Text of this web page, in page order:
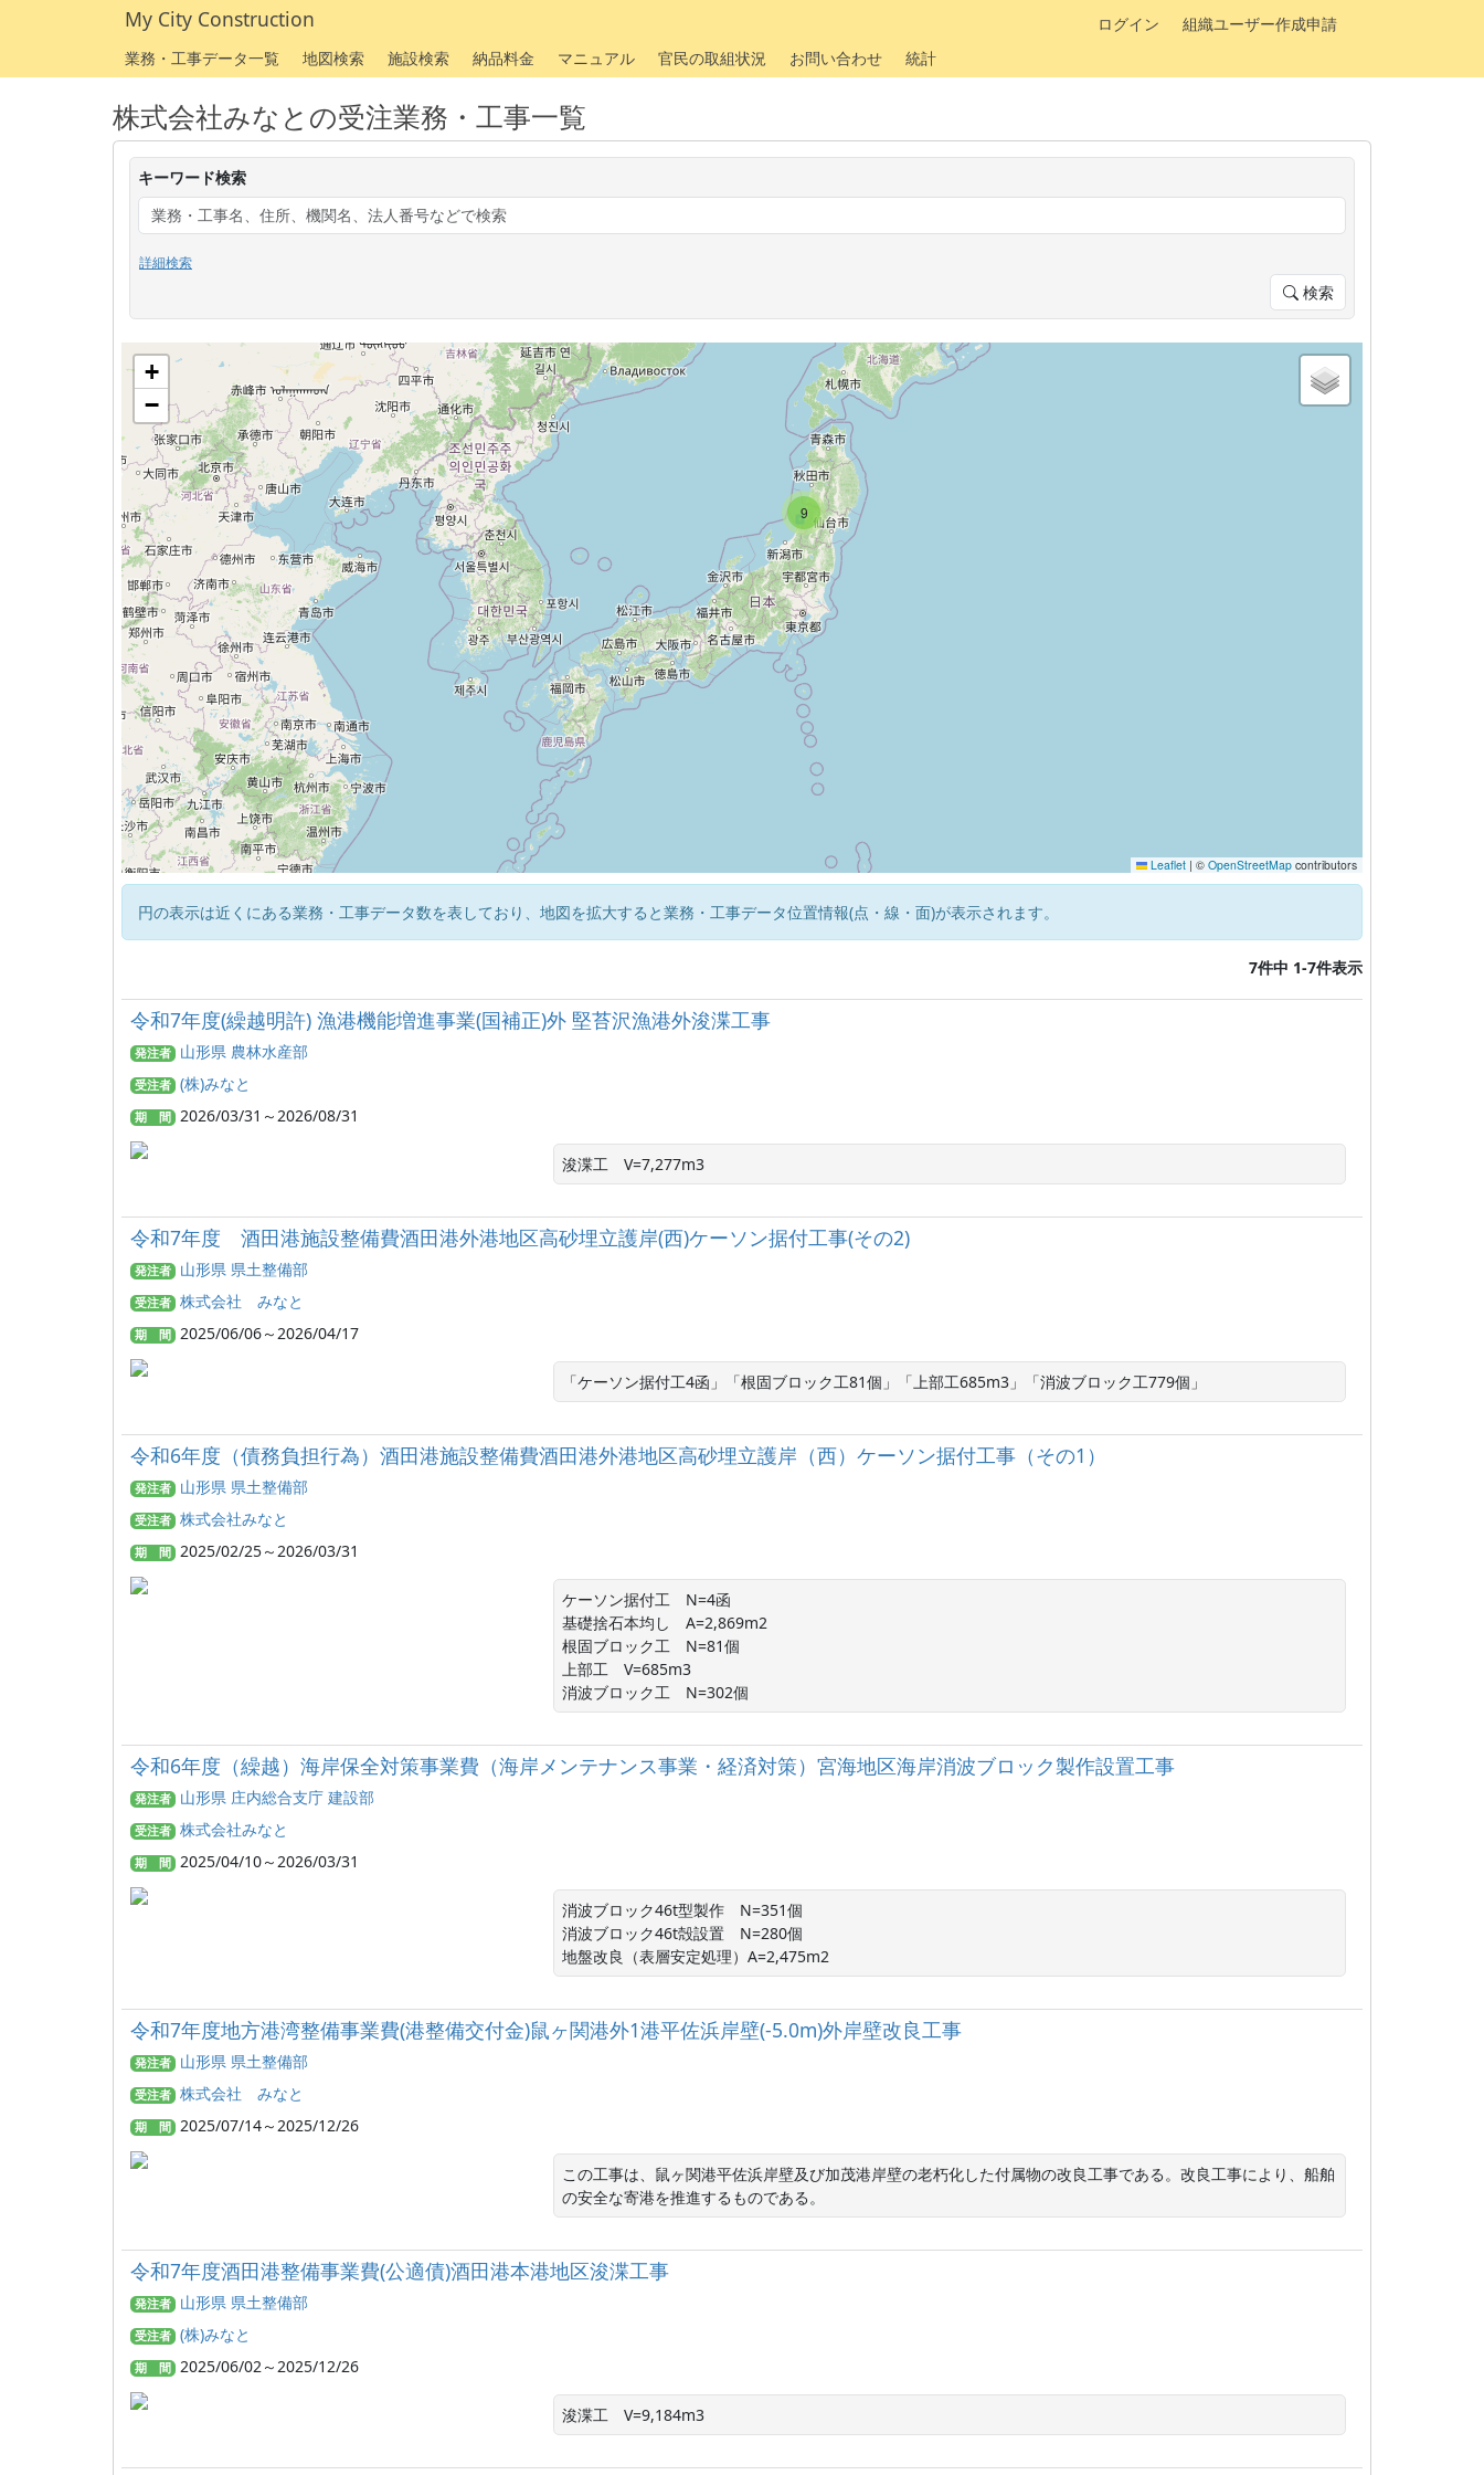
My City Construction ログイン
組織ユーザー作成申請
業務・工事データ一覧
地図検索 施設検索 納品料金 マニュアル 官民の取組状況 お問い合わせ 統計
株式会社みなとの受注業務・工事一覧
キーワード検索
詳細検索
検索
9
+
−
Leaflet | © OpenStreetMap contributors
円の表示は近くにある業務・工事データ数を表しており、地図を拡大すると業務・工事データ位置情報(点・線・面)が表示されます。
7件中 1-7件表示
令和7年度(繰越明許) 漁港機能増進事業(国補正)外 堅苔沢漁港外浚渫工事
発注者 山形県 農林水産部
受注者 (株)みなと
期 間 2026/03/31～2026/08/31
令和7年度 酒田港施設整備費酒田港外港地区高砂埋立護岸(西)ケーソン据付工事(その2)
発注者 山形県 県土整備部
受注者 株式会社 みなと
期 間 2025/06/06～2026/04/17
「ケーソン据付工4函」「根固ブロック工81個」「上部工685m3」「消波ブロック工779個」
令和6年度（債務負担行為）酒田港施設整備費酒田港外港地区高砂埋立護岸（西）ケーソン据付工事（その1）
発注者 山形県 県土整備部
受注者 株式会社みなと
期 間 2025/02/25～2026/03/31
ケーソン据付工　N=4函
基礎捨石本均し　A=2,869m2
根固ブロック工　N=81個
上部工　V=685m3
消波ブロック工　N=302個
令和6年度（繰越）海岸保全対策事業費（海岸メンテナンス事業・経済対策）宮海地区海岸消波ブロック製作設置工事
発注者 山形県 庄内総合支庁 建設部
受注者 株式会社みなと
期 間 2025/04/10～2026/03/31
消波ブロック46t型製作　N=351個
消波ブロック46t殻設置　N=280個
地盤改良（表層安定処理）A=2,475m2
令和7年度地方港湾整備事業費(港整備交付金)鼠ヶ関港外1港平佐浜岸壁(-5.0m)外岸壁改良工事
発注者 山形県 県土整備部
受注者 株式会社 みなと
期 間 2025/07/14～2025/12/26
この工事は、鼠ヶ関港平佐浜岸壁及び加茂港岸壁の老朽化した付属物の改良工事である。改良工事により、船舶
の安全な寄港を推進するものである。
令和7年度酒田港整備事業費(公適債)酒田港本港地区浚渫工事
発注者 山形県 県土整備部
受注者 (株)みなと
期 間 2025/06/02～2025/12/26
浚渫工　V=9,184m3